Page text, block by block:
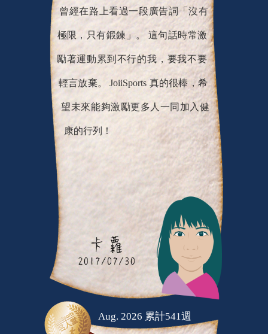
極限，只有鍛鍊」。 這句話時常激
勵著運動累到不行的我，要我不要
輕言放棄。 JoiiSports 真的很棒，希
望未來能夠激勵更多人一同加入健
Aug. 2026 累計541週